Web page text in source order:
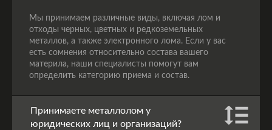
Мы принимаем различные виды, включая лом и
отходы черных, цветных и редкоземельных
металлов, а также электронного лома. Если у вас
есть сомнения относительно состава вашего
материла, наши специалисты помогут вам
определить категорию приема и состав.
Принимаете металлолом у
юридических лиц и организаций?